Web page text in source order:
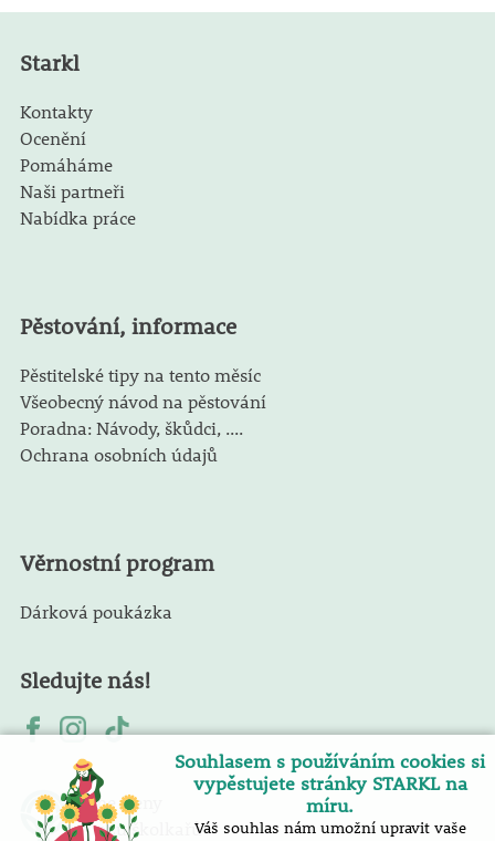
Starkl
Kontakty
Ocenění
Pomáháme
Naši partneři
Nabídka práce
Pěstování, informace
Pěstitelské tipy na tento měsíc
Všeobecný návod na pěstování
Poradna: Návody, škůdci, ....
Ochrana osobních údajů
Věrnostní program
Dárková poukázka
Sledujte nás!
Jsme členy
Svazu školkařů
Souhlasem s používáním cookies si
vypěstujete stránky STARKL na
míru.
Váš souhlas nám umožní upravit vaše